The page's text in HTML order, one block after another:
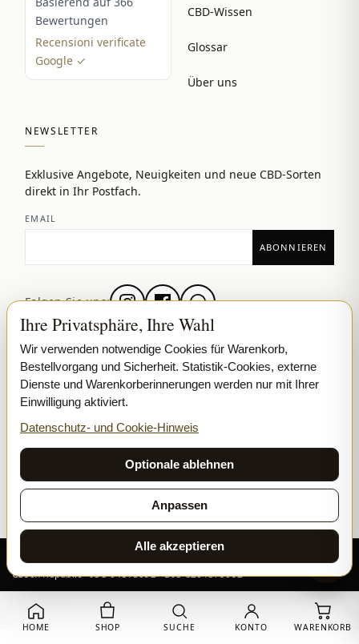
Bewertungen
Recensioni verificate
Google ✓
CBD-Wissen
Glossar
Über uns
NEWSLETTER
Exklusive Angebote, Neuigkeiten und neue CBD-Sorten
direkt in Ihr Postfach.
EMAIL
Folgen Sie uns:
Batch COA · status shown
Secure SSL checkout
Premium indoor · COA where published
SECURE PAYMENTS VISA MASTERCARD
₿ BITCOIN SEPA PPL
© 2026 Ladymary ·
Czech Republic · IČO 04375092 · DIČ CZ04375092
Cookies
HOME SHOP SUCHE KONTO WARENKORB
Ihre Privatsphäre, Ihre Wahl
Wir verwenden notwendige Cookies für Warenkorb,
Bestellvorgang und Sicherheit. Statistik-Cookies, externe
Dienste und Warenkorberinnerungen werden nur mit Ihrer
Einwilligung aktiviert.
Datenschutz- und Cookie-Hinweis
Optionale ablehnen
Anpassen
Alle akzeptieren